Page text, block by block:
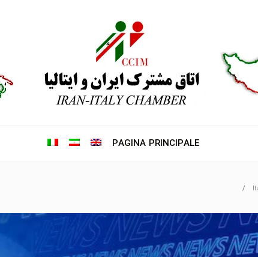
PAGINA PRINCIPALE